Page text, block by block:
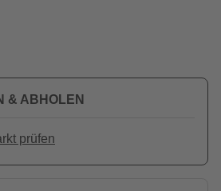
& ABHOLEN
prüfen